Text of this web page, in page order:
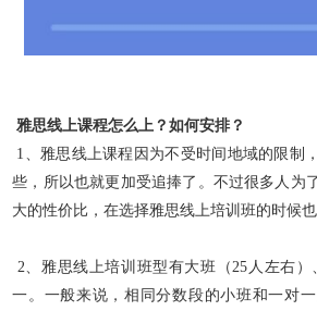
雅思线上课程怎么上？如何安排？
1、雅思线上课程因为不受时间地域的限制
些，所以也就更加受追捧了。不过很多人为
大的性价比，在选择雅思线上培训班的时候
2、雅思线上培训班型有大班（25人左右
一。一般来说，相同分数段的小班和一对